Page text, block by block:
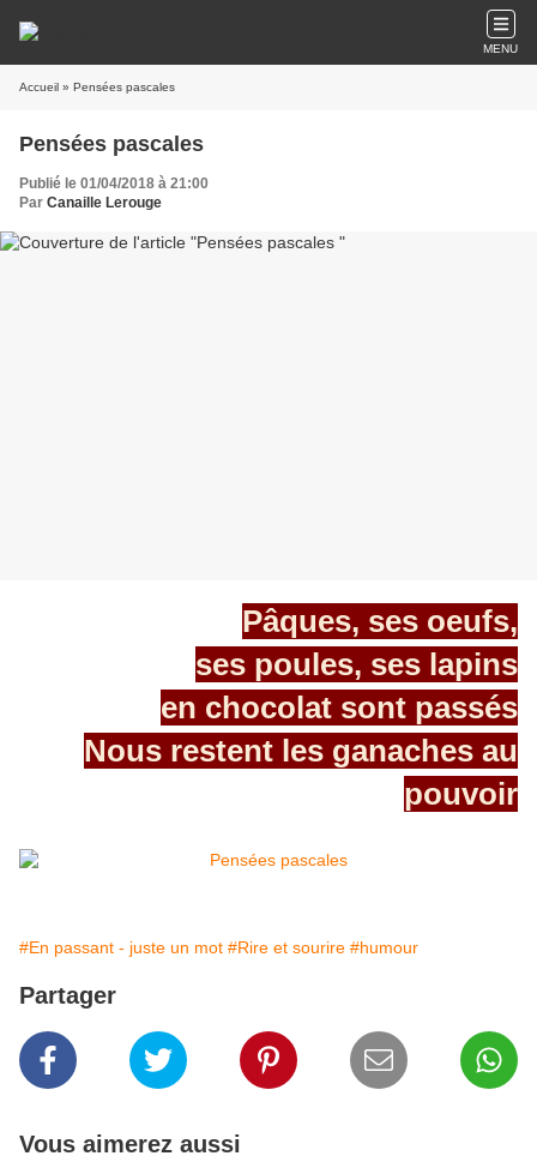
MENU
Accueil » Pensées pascales
Pensées pascales
Publié le 01/04/2018 à 21:00
Par Canaille Lerouge
Pâques, ses oeufs,
ses poules, ses lapins
en chocolat sont passés
Nous restent les ganaches au
pouvoir
#En passant - juste un mot #Rire et sourire #humour
Partager
Vous aimerez aussi